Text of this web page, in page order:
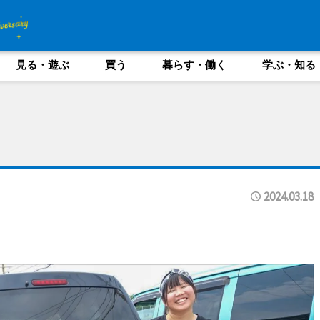
見る・遊ぶ 買う 暮らす・働く 学ぶ・知る
2024.03.18